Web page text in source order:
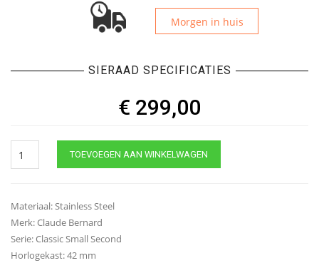
Morgen in huis
SIERAAD SPECIFICATIES
€ 299,00
Bernard
Second
65002
AIN2
TOEVOEGEN AAN WINKELWAGEN
Materiaal: Stainless Steel
Merk: Claude Bernard
Serie: Classic Small Second
Horlogekast: 42 mm